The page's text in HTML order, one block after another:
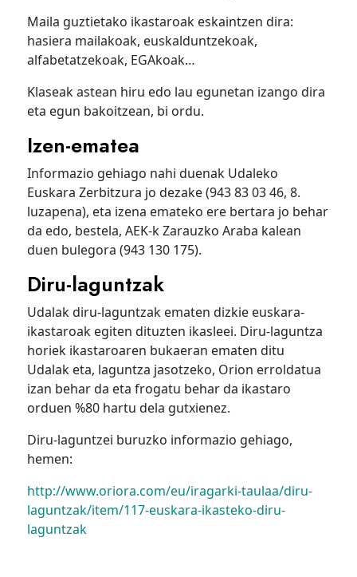
Maila guztietako ikastaroak eskaintzen dira:
hasiera mailakoak, euskalduntzekoak,
alfabetatzekoak, EGAkoak…
Klaseak astean hiru edo lau egunetan izango dira
eta egun bakoitzean, bi ordu.
Izen-ematea
Informazio gehiago nahi duenak Udaleko
Euskara Zerbitzura jo dezake (943 83 03 46, 8.
luzapena), eta izena emateko ere bertara jo behar
da edo, bestela, AEK-k Zarauzko Araba kalean
duen bulegora (943 130 175).
Diru-laguntzak
Udalak diru-laguntzak ematen dizkie euskara-
ikastaroak egiten dituzten ikasleei. Diru-laguntza
horiek ikastaroaren bukaeran ematen ditu
Udalak eta, laguntza jasotzeko, Orion erroldatua
izan behar da eta frogatu behar da ikastaro
orduen %80 hartu dela gutxienez.
Diru-laguntzei buruzko informazio gehiago,
hemen:
http://www.oriora.com/eu/iragarki-taulaa/diru-
laguntzak/item/117-euskara-ikasteko-diru-
laguntzak